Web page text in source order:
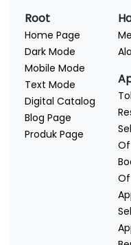
Root
Home Page
Dark Mode
Mobile Mode
Text Mode
Digital Catalog
Blog Page
Produk Page